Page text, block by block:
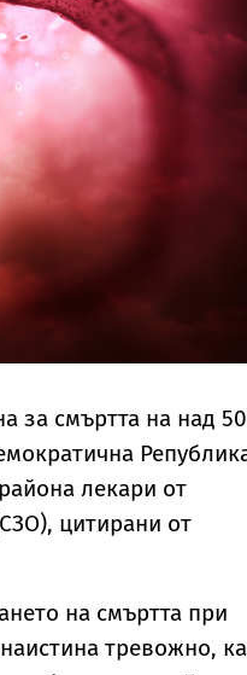
за смъртта на над 50
лекари от
цитирани от
на смъртта при
тревожно,